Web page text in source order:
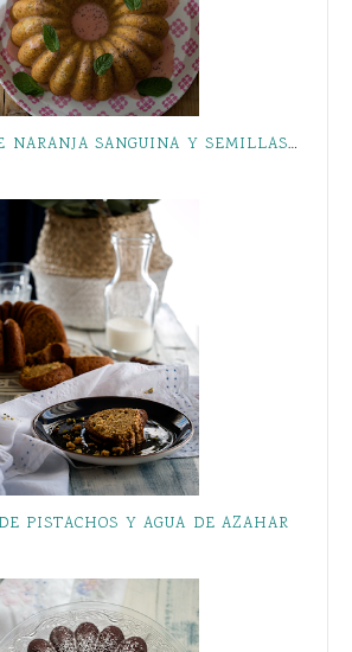
BUNDT CAKE DE NARANJA SANGUINA Y SEMILLAS DE AMAPOLA
PISTACHOS Y AGUA DE AZAHAR